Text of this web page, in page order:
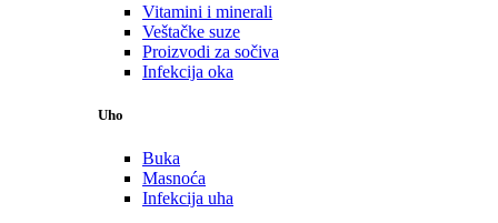
Vitamini i minerali
Veštačke suze
Proizvodi za sočiva
Infekcija oka
Uho
Buka
Masnoća
Infekcija uha